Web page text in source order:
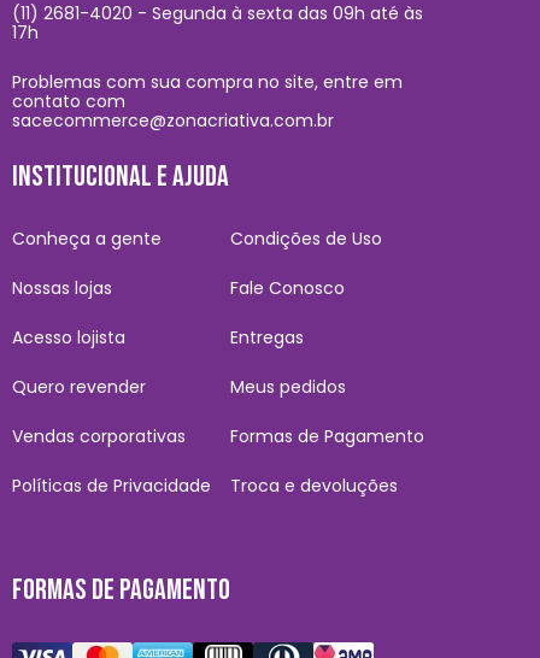
(11) 2681-4020 - Segunda à sexta das 09h até às
17h
Problemas com sua compra no site, entre em
contato com
sacecommerce@zonacriativa.com.br
INSTITUCIONAL E AJUDA
Conheça a gente
Nossas lojas
Acesso lojista
Quero revender
Vendas corporativas
Políticas de Privacidade
Condições de Uso
Fale Conosco
Entregas
Meus pedidos
Formas de Pagamento
Troca e devoluções
FORMAS DE PAGAMENTO